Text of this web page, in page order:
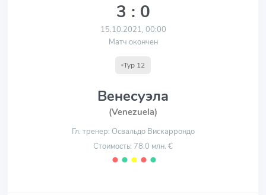
3 : 0
15.10.2021, 00:00
Матч окончен
Тур 12
Венесуэла
(Venezuela)
Гл. тренер: Освальдо Вискаррондо
Стоимость: 78.0 млн. €
⬤ ⬤ ⬤ ⬤ ⬤